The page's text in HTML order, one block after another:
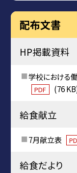
配布文書
HP掲載資料
学校における
PDF (76
給食献立
7月献立表
給食だより